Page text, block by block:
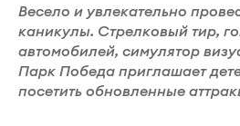
Весело и увлекательно
каникулы. Стрелковый тир,
автомобилей, симулятор
Парк Победа приглашает
посетить обновленные